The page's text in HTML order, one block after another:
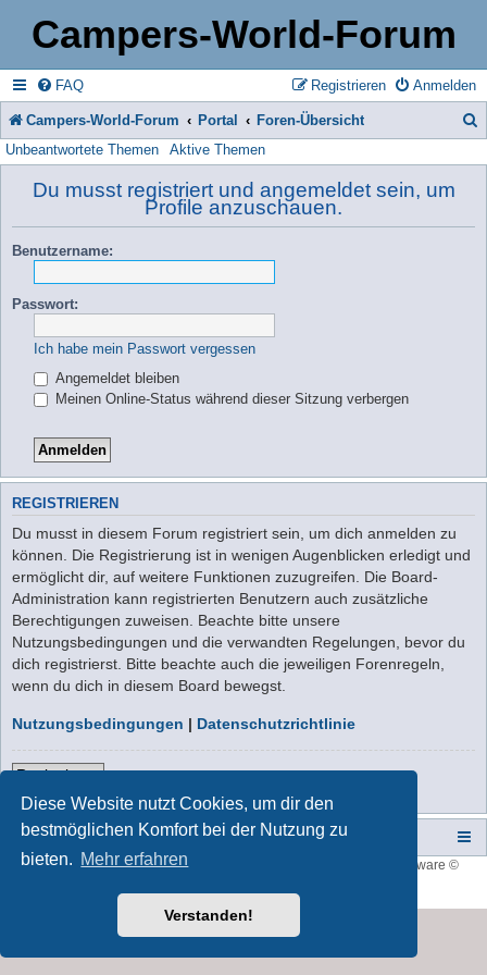
Diese Website nutzt Cookies, um dir den
bestmöglichen Komfort bei der Nutzung zu
bieten. Mehr erfahren
Verstanden!
Campers-World-Forum
FAQ Anmelden
Registrieren
Campers-World-Forum Portal Foren-Übersicht
Unbeantwortete Themen Aktive Themen
Du musst registriert und angemeldet sein, um
Profile anzuschauen.
Benutzername:
Passwort:
Ich habe mein Passwort vergessen
Angemeldet bleiben
Meinen Online-Status während dieser Sitzung verbergen
REGISTRIEREN
Du musst in diesem Forum registriert sein, um dich anmelden zu
können. Die Registrierung ist in wenigen Augenblicken erledigt und
ermöglicht dir, auf weitere Funktionen zuzugreifen. Die Board-
Administration kann registrierten Benutzern auch zusätzliche
Berechtigungen zuweisen. Beachte bitte unsere
Nutzungsbedingungen und die verwandten Regelungen, bevor du
dich registrierst. Bitte beachte auch die jeweiligen Forenregeln,
wenn du dich in diesem Board bewegst.
Nutzungsbedingungen | Datenschutzrichtlinie
Registrieren
Campers-World-Forum Portal Foren-Übersicht
Style developer byforum tricolor
® Forum Software ©
Deutsche Übersetzung durch